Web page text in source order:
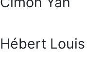
Hébert Louis